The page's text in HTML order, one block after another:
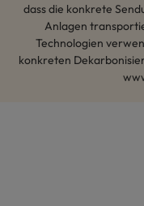
dass die konkrete
Anlagen
Technologien
konkreten